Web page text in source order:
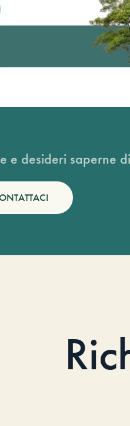
e desideri saperne